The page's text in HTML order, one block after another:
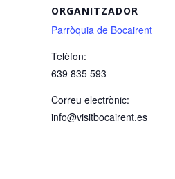
ORGANITZADOR
Parròquia de Bocairent
Telèfon:
639 835 593
Correu electrònic:
info@visitbocairent.es